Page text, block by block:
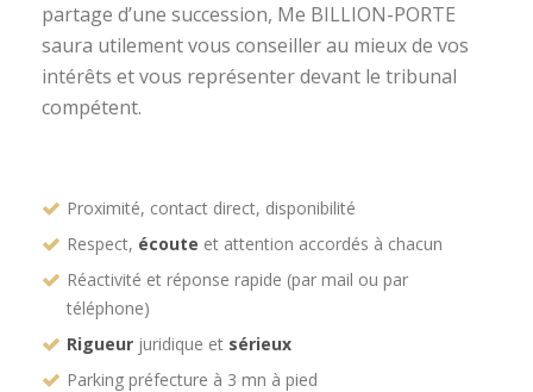
partage d’une succession, Me BILLION-PORTE
saura utilement vous conseiller au mieux de vos
intérêts et vous représenter devant le tribunal
compétent.
Proximité, contact direct, disponibilité
Respect, écoute et attention accordés à chacun
Réactivité et réponse rapide (par mail ou par
téléphone)
Rigueur juridique et sérieux
Parking préfecture à 3 mn à pied